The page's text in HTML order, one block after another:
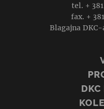
tel. +
fax. +
Blagajna DKC-
DKC